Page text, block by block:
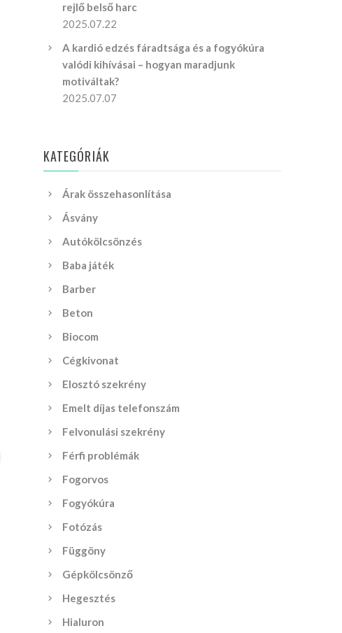
rejlő belső harc
2025.07.22
A kardió edzés fáradtsága és a fogyókúra
valódi kihívásai – hogyan maradjunk
motiváltak?
2025.07.07
KATEGÓRIÁK
Árak összehasonlítása
Ásvány
Autókölcsönzés
Baba játék
Barber
Beton
Biocom
Cégkivonat
Elosztó szekrény
Emelt díjas telefonszám
Felvonulási szekrény
Férfi problémák
Fogorvos
Fogyókúra
Fotózás
Függöny
Gépkölcsönző
Hegesztés
Hialuron